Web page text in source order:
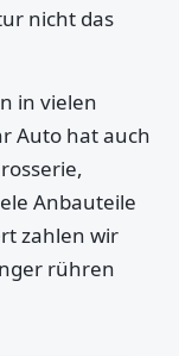
nicht das
in vielen
Auto hat auch
Anbauteile
zahlen wir
rühren